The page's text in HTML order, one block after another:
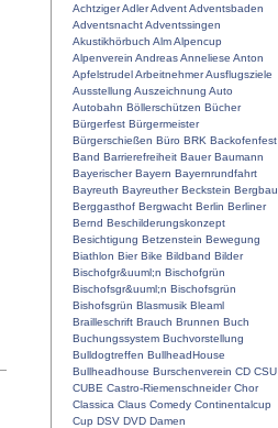
AchtzigerAdlerAdventAdventsbaden
AdventsnachtAdventssingen
Akustikhörbuch AlmAlpencup
Alpenverein AndreasAnneliese Anton
ApfelstrudelArbeitnehmerAusflugsziele
Ausstellung Auszeichnung Auto
Autobahn Böllerschützen Bücher
Bürgerfest Bürgermeister
Bürgerschießen Büro BRK Backofenfest
Band Barrierefreiheit Bauer Baumann
Bayerischer Bayern Bayernrundfahrt
Bayreuth Bayreuther Beckstein Bergbau
Berggasthof Bergwacht Berlin Berliner
Bernd Beschilderungskonzept
Besichtigung Betzenstein Bewegung
Biathlon Bier Bike Bildband Bilder
Bischofgr&uuml;n Bischofgrün
Bischofsgr&uuml;n Bischofsgrün
Bishofsgrün Blasmusik Bleaml
Brailleschrift Brauch Brunnen Buch
Buchungssystem Buchvorstellung
Bulldogtreffen BullheadHouse
Bullheadhouse Burschenverein CD CSU
CUBE Castro-Riemenschneider Chor
Classica Claus Comedy Continentalcup
Cup DSV DVD Damen